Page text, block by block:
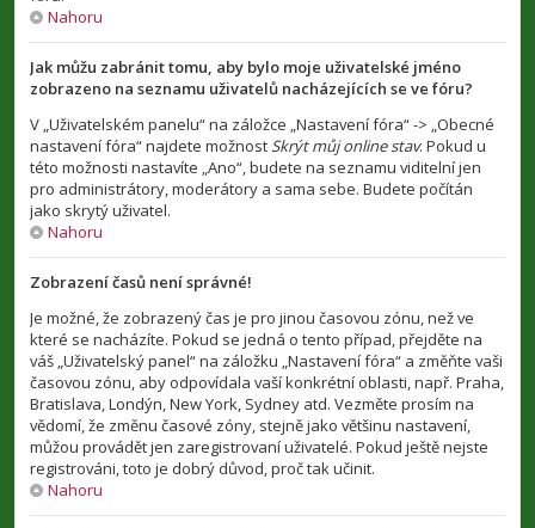
Nahoru
Jak můžu zabránit tomu, aby bylo moje uživatelské jméno
zobrazeno na seznamu uživatelů nacházejících se ve fóru?
V „Uživatelském panelu“ na záložce „Nastavení fóra“ -> „Obecné
nastavení fóra“ najdete možnostSkrýt můj online stav. Pokud u
této možnosti nastavíte „Ano“, budete na seznamu viditelní jen
pro administrátory, moderátory a sama sebe. Budete počítán
jako skrytý uživatel.
Nahoru
Zobrazení časů není správné!
Je možné, že zobrazený čas je pro jinou časovou zónu, než ve
které se nacházíte. Pokud se jedná o tento případ, přejděte na
váš „Uživatelský panel“ na záložku „Nastavení fóra“ a změňte vaši
časovou zónu, aby odpovídala vaší konkrétní oblasti, např. Praha,
Bratislava, Londýn, New York, Sydney atd. Vezměte prosím na
vědomí, že změnu časové zóny, stejně jako většinu nastavení,
můžou provádět jen zaregistrovaní uživatelé. Pokud ještě nejste
registrováni, toto je dobrý důvod, proč tak učinit.
Nahoru